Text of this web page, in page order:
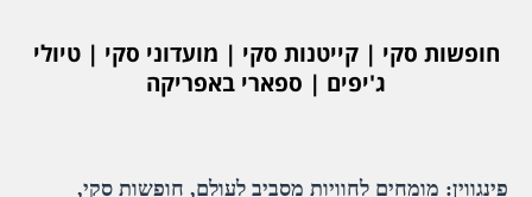
חופשות סקי | קייטנות סקי | מועדוני סקי | טיולי
ג'יפים | ספארי באפריקה
פינגווין: מומחים לחוויות מסביב לעולם, חופשות סקי,